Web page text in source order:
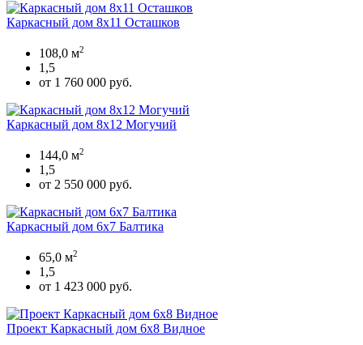
Каркасный дом 8х11 Осташков
108,0 м2
1,5
от 1 760 000 руб.
Каркасный дом 8х12 Могучий
144,0 м2
1,5
от 2 550 000 руб.
Каркасный дом 6х7 Балтика
65,0 м2
1,5
от 1 423 000 руб.
Проект Каркасный дом 6х8 Видное